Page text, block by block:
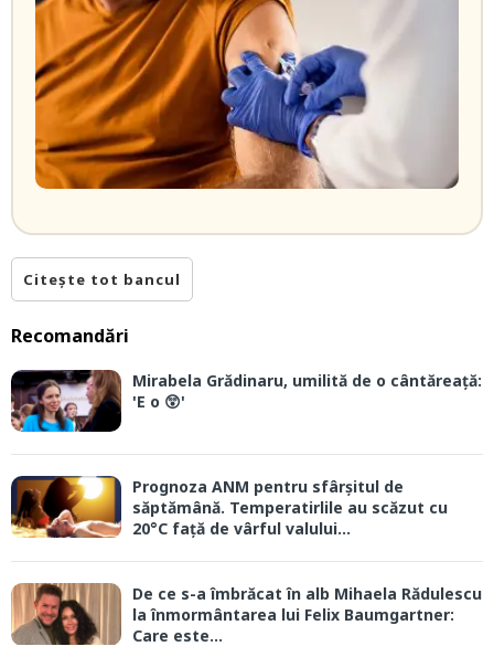
Citește tot bancul
Recomandări
Mirabela Grădinaru, umilită de o cântăreață:
'E o 😲'
Prognoza ANM pentru sfârșitul de
săptămână. Temperatirlile au scăzut cu
20°C față de vârful valului...
De ce s-a îmbrăcat în alb Mihaela Rădulescu
la înmormântarea lui Felix Baumgartner:
Care este...